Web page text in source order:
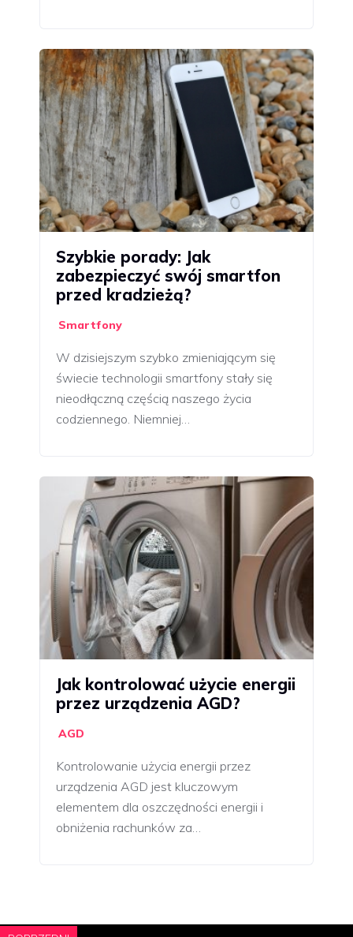
Szybkie porady: Jak
zabezpieczyć swój smartfon
przed kradzieżą?
Smartfony
W dzisiejszym szybko zmieniającym się
świecie technologii smartfony stały się
nieodłączną częścią naszego życia
codziennego. Niemniej…
Jak kontrolować użycie energii
przez urządzenia AGD?
AGD
Kontrolowanie użycia energii przez
urządzenia AGD jest kluczowym
elementem dla oszczędności energii i
obniżenia rachunków za…